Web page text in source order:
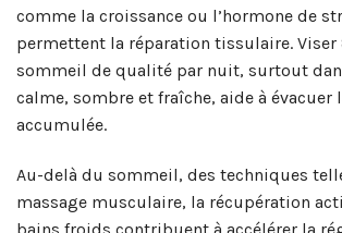
comme la croissance ou l’hormone de
permettent la réparation tissulaire. Viser
sommeil de qualité par nuit, surtout
calme, sombre et fraîche, aide à évacuer
accumulée.
Au-delà du sommeil, des techniques
massage musculaire, la récupération
bains froids contribuent à accélérer la